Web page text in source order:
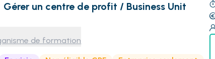
Gérer un centre de profit / Business Unit
de formation